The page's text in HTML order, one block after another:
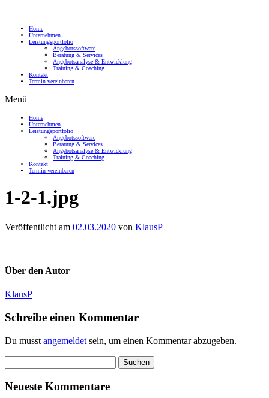
Home
Unternehmen
Leistungsportfolio
Angebotssoftware
Beratung & Services
Angebotsanalyse & Entwicklung
Training & Coaching
Kontakt
Termin vereinbaren
Menü
Home
Unternehmen
Leistungsportfolio
Angebotssoftware
Beratung & Services
Angebotsanalyse & Entwicklung
Training & Coaching
Kontakt
Termin vereinbaren
1-2-1.jpg
Veröffentlicht am 02.03.2020 von KlausP
Über den Autor
KlausP
Schreibe einen Kommentar
Du musst angemeldet sein, um einen Kommentar abzugeben.
nach:
Neueste Kommentare